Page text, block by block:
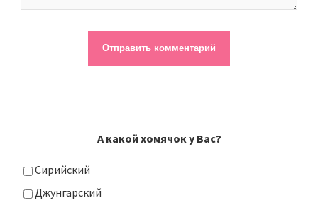
А какой хомячок у Вас?
Сирийский
Джунгарский